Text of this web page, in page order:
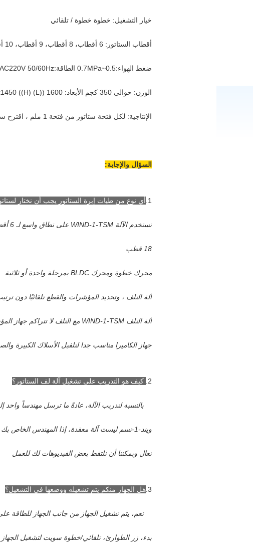
خيار التشغيل: خطوة خطوة / تلقائي
أقطاب الستاتور: 6 أقطاب، 8 أقطاب، 9 أقطاب، 10 أقطاب، 12 أقطاب، 14 أقطاب، 18 أقطاب (مخصصة)
ضغط الهواء:0.5~0.7MPa الطاقة:1KW، AC220V 50/60Hz
الوزن: حوالي 350 كجم الأبعاد: 1600 ((L) x900 ((W) x1450 ((H) ملم
الإنتاجية: لكل فتحة ستاتور من فتحة 1 ملم ، اقترح سرعة أقل من 350RPM
السؤال والإجابة:
1. أي نوع من طيات إبرة الستاتور يجب أن نختار
تستخدم الآلة WIND-1-TSM على نطاق واسع لـ 6 أقطاب، 8 أقطاب، 9 أقطاب، 10 أقطاب، 12 أقطاب، 14 أقطاب و
18 قطب
محرك خطوة ومحرك BLDC بمرحلة واحدة أو ثلاثية
آلة التلف ، وتحديد المؤشرات والقطع تلقائيًا دون
آلة التلف WIND-1-TSM مع التلف لا تتراكم جهاز المؤشر التلقائي
جهاز الكاميرا مناسب جدا لتلفيل الأسلاك الكبيرة
2. كيف هو التدريب على تشغيل آلة لف الستاتور؟
بالنسبة لتدريب الآلة، عادةً ما ترسل مهندساً واحد
ويند-1-تسم ليست آلة معقدة، إذا المهندس الخاص بك لديهم الخبرة ثم كنت لا تحتاج إلى
تعال ويمكننا أن نلتقط بعض الفيديوهات لك للعمل
3. هل الجهاز منكم يتم تشغيله ووضعها في التشغيل؟
نعم، يتم تشغيل الجهاز من جانب الجهاز للطاقة على
بدء، زر الطوارئ، تلقائي/خطوة سويت لتشغيل الجهاز